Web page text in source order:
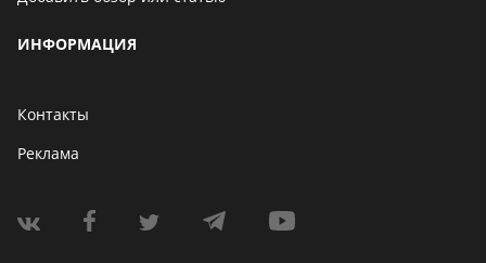
ИНФОРМАЦИЯ
Контакты
Реклама